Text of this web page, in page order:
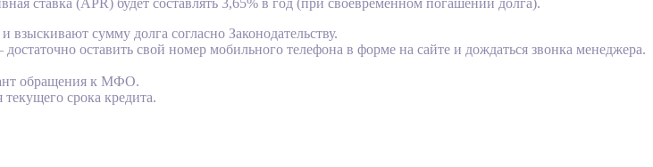
сумму долга согласно Законодательству.
оставить свой номер мобильного телефона в форме на сайте и дождаться звонка менеджера.
обращения к МФО.
срока кредита.